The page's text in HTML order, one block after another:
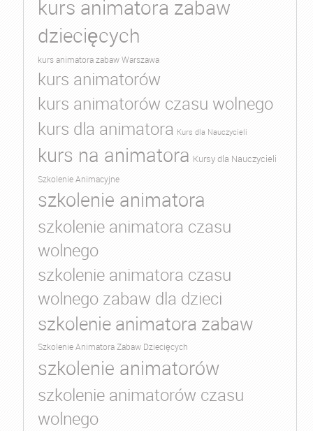
kurs animatora zabaw
dziecięcych
kurs animatora zabaw Warszawa
kurs animatorów
kurs animatorów czasu wolnego
kurs dla animatora Kurs dla Nauczycieli
kurs na animatora Kursy dla Nauczycieli
Szkolenie Animacyjne
szkolenie animatora
szkolenie animatora czasu
wolnego
szkolenie animatora czasu
wolnego zabaw dla dzieci
szkolenie animatora zabaw
Szkolenie Animatora Zabaw Dziecięcych
szkolenie animatorów
szkolenie animatorów czasu
wolnego